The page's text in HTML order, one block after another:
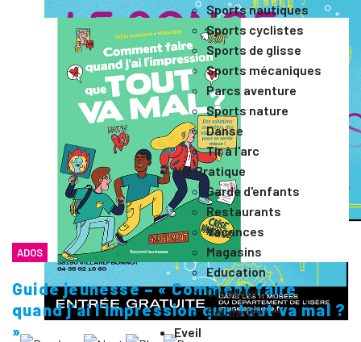
Sports nautiques
Sports cyclistes
Sports de glisse
Sports mécaniques
Parcs aventure
Sports nature
Danse
Tir à l'arc
Vie Pratique
Garde d'enfants
Restaurants
Vacances
Magasins
Education
Créateurs
Solidarité
Eveil
ADOS
Guide jeunesse – « Comment faire
quand j'ai l'impression que tout va mal ?
»